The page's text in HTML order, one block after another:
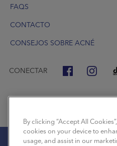
FAQS
CONTACTO
CONSEJOS SOBRE ACNÉ
CONECTAR
By clicking “Accept All
cookies on your device to
usage, and assist in our